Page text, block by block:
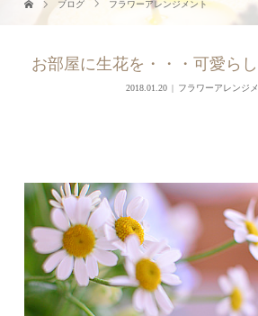
ブログ フラワーアレンジメント
お部屋に生花を・・・可愛ら
2018.01.20 フラワーアレンジ